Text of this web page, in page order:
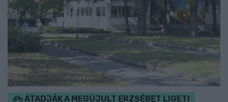
ÁTADJÁK A MEGÚJULT ERZSÉBET LIGETI